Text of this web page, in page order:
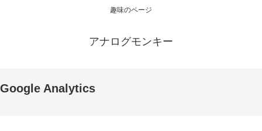
趣味のページ
アナログモンキー
Google Analytics